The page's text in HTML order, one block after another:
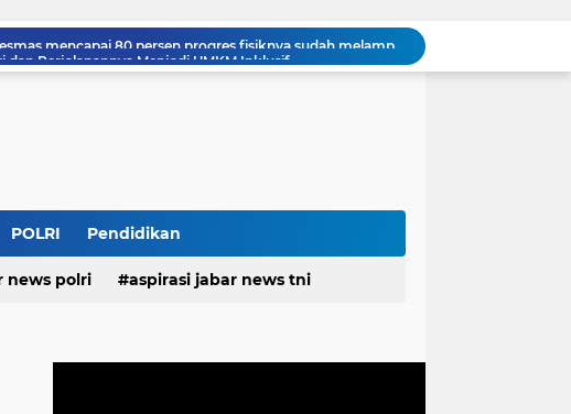
dan Perjalanannya Menjadi UMKM Inklusif
Polda Jabar Gulung 1.245 Tersangka Narkoba dan Miras, Jutaan Obat Keras Dimusnahkan
Biaya Revitalisasi Rp.39–49 Juta per Meter, Pedagang Pasar Sunter Podomoro Minta Kejelasan
POLRI Pendidikan
news polri aspirasi jabar news tni